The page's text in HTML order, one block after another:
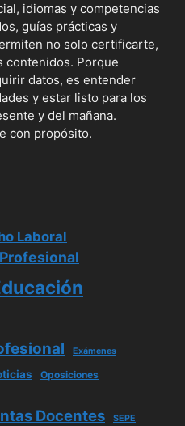
idiomas y competencias
guías prácticas y
no solo certificarte,
contenidos. Porque
datos, es entender
y estar listo para los
y del mañana.
con propósito.
Laboral
Exámenes
Oposiciones
Docentes SEPE